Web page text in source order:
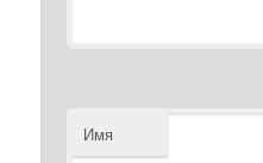
Имя